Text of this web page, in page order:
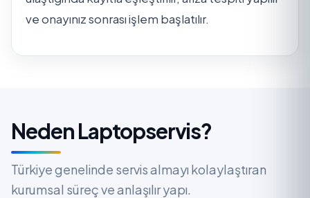
ve onayınız sonrası işlem başlatılır.
Neden Laptopservis?
Türkiye genelinde servis almayı kolaylaştıran
kurumsal süreç ve anlaşılır yapı.